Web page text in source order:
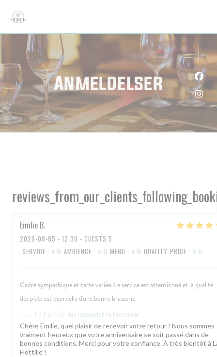
Anmeldelser
Emilie B
2026-08-05 - 12:30 - GUESTS 5
SERVICE : 4/5 AMBIENCE : 4/5 MENU : 4/5 QUALITY_PRICE : 4/5
Cadre sympathique et carte variée. Le service est attentionné et la qualité
des plats est bien celle d'une bonne brasserie.
La Flottille has responded to the review
Chère Emilie, quel plaisir de recevoir votre retour ! Nous sommes
vraiment heureux que votre anniversaire se soit passé dans de
bonnes conditions. Merci pour votre confiance. À très bientôt à
Flottille !